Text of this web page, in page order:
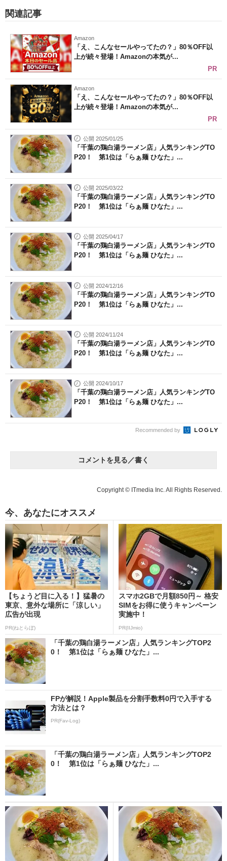
製造業のIT導入・活用を支援
エレクトロニクス専門サイト
電子設計の基本と応用
エネルギーの専門メディア
建設×テクノロジーの最前線
ちょっと気になるネットの話題
関連記事
Amazon
「え、こんなセールやってたの？」80％OFF以
上が続々登場！Amazonの本気が...
PR
Amazon
「え、こんなセールやってたの？」80％OFF以
上が続々登場！Amazonの本気が...
PR
公開 2025/01/25
「千葉の鶏白湯ラーメン店」人気ランキングTO
P20！ 第1位は「らぁ麺 ひなた」...
公開 2025/03/22
「千葉の鶏白湯ラーメン店」人気ランキングTO
P20！ 第1位は「らぁ麺 ひなた」...
公開 2025/04/17
「千葉の鶏白湯ラーメン店」人気ランキングTO
P20！ 第1位は「らぁ麺 ひなた」...
公開 2024/12/16
「千葉の鶏白湯ラーメン店」人気ランキングTO
P20！ 第1位は「らぁ麺 ひなた」...
公開 2024/11/24
「千葉の鶏白湯ラーメン店」人気ランキングTO
P20！ 第1位は「らぁ麺 ひなた」...
公開 2024/10/17
「千葉の鶏白湯ラーメン店」人気ランキングTO
P20！ 第1位は「らぁ麺 ひなた」...
Recommended by
コメントを見る／書く
Copyright © ITmedia Inc. All Rights Reserved.
今、あなたにオススメ
【ちょうど目に入る！】猛暑の
東京、意外な場所に「涼しい」
広告が出現
PR(ねとらぼ)
スマホ2GBで月額850円～ 格安
SIMをお得に使うキャンペーン
実施中！
PR(IIJmio)
「千葉の鶏白湯ラーメン店」人気ランキングTOP2
0！ 第1位は「らぁ麺 ひなた」...
FPが解説！Apple製品を分割手数料0円で入手する
方法とは？
PR(Fav-Log)
「千葉の鶏白湯ラーメン店」人気ランキングTOP2
0！ 第1位は「らぁ麺 ひなた」...